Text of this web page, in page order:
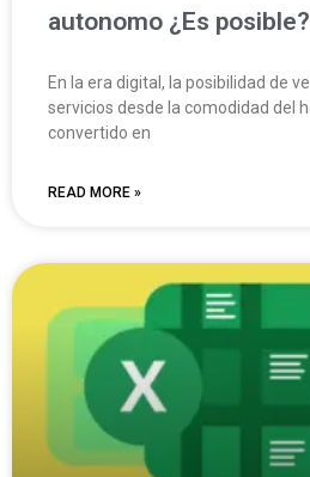
autonomo ¿Es posible?
En la era digital, la posibilidad de
servicios desde la comodidad del
convertido en
READ MORE »